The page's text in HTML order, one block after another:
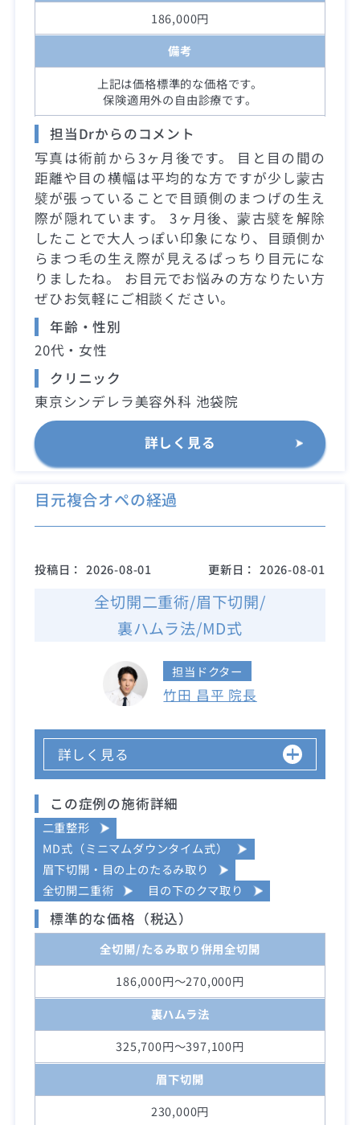
186,000円
備考
上記は価格標準的な価格です。
保険適用外の自由診療です。
担当Drからのコメント
写真は術前から3ヶ月後です。 目と目の間の
距離や目の横幅は平均的な方ですが少し蒙古
襞が張っていることで目頭側のまつげの生え
際が隠れています。 3ヶ月後、蒙古襞を解除
したことで大人っぽい印象になり、目頭側か
らまつ毛の生え際が見えるぱっちり目元にな
りましたね。 お目元でお悩みの方なりたい方
ぜひお気軽にご相談ください。
年齢・性別
20代・女性
クリニック
東京シンデレラ美容外科 池袋院
詳しく見る
目元複合オペの経過
投稿日： 2026-08-01 更新日： 2026-08-01
全切開二重術/眉下切開/
裏ハムラ法/MD式
担当ドクター
竹田 昌平 院長
詳しく見る
この症例の施術詳細
二重整形
MD式（ミニマムダウンタイム式）
眉下切開・目の上のたるみ取り
全切開二重術
目の下のクマ取り
標準的な価格（税込）
全切開/たるみ取り併用全切開
186,000円～270,000円
裏ハムラ法
325,700円～397,100円
眉下切開
230,000円